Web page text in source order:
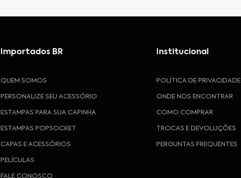
Importados BR
QUEM SOMOS
PERSONALIZE SEU ACESSÓRIO
ESTAMPAS PARA SUA CAPINHA
ESTAMPAS POPSOCKET
CAPAS E ACESSÓRIOS
PELÍCULAS
FALE CONOSCO
Institucional
POLÍTICA DE PRIVACIDADE
ONDE NOS ENCONTRAR
COMO COMPRAR
TROCAS E DEVOLUÇÕES
PERGUNTAS FREQUENTES